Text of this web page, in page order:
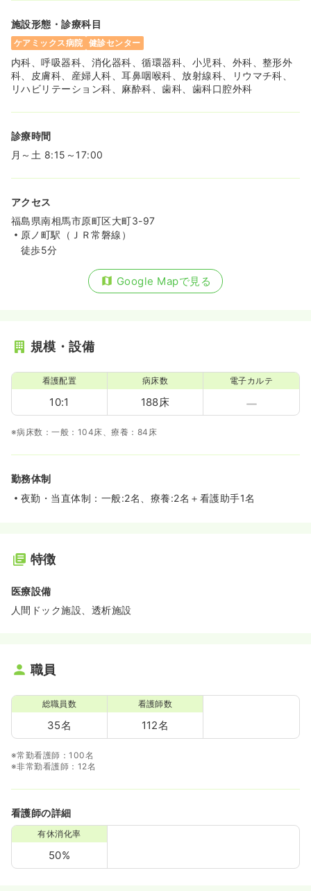
施設形態・診療科目
ケアミックス病院 健診センター
内科、呼吸器科、消化器科、循環器科、小児科、外科、整形外
科、皮膚科、産婦人科、耳鼻咽喉科、放射線科、リウマチ科、
リハビリテーション科、麻酔科、歯科、歯科口腔外科
診療時間
月～土 8:15～17:00
アクセス
福島県南相馬市原町区大町3-97
原ノ町駅（ＪＲ常磐線）
徒歩5分
Google Mapで見る
規模・設備
看護配置
10:1
病床数
188床
電子カルテ
※病床数：一般：104床、療養：84床
勤務体制
夜勤・当直体制：一般:2名、療養:2名＋看護助手1名
特徴
医療設備
人間ドック施設、透析施設
職員
総職員数
35名
看護師数
112名
※常勤看護師：100名
※非常勤看護師：12名
看護師の詳細
有休消化率
50%